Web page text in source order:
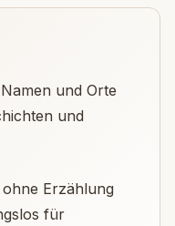
und Orte
und
ohne Erzählung
für